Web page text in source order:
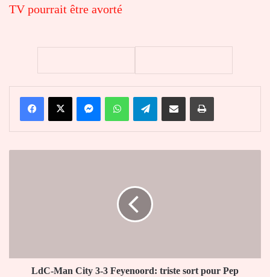
TV pourrait être avorté
FacebookX MessengerWhatsAppTelegramPartager par email Imprimer
pour
LdC-Man City 3-3 Feyenoord: triste sort pour Pep